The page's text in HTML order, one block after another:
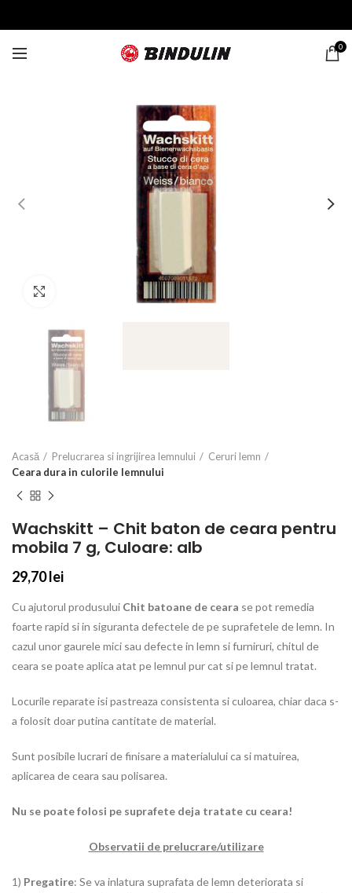
0
Acasă Prelucrarea si ingrijirea lemnului
Ceruri lemn
Ceara dura in culorile lemnului
Wachskitt – Chit baton de ceara pentru
mobila 7 g, Culoare: alb
29,70lei
Cu ajutorul produsului Chit batoane de ceara se pot remedia
foarte rapid si in siguranta defectele de pe suprafetele de lemn. In
cazul unor gaurele mici sau defecte in lemn si furniruri, chitul de
ceara se poate aplica atat pe lemnul pur cat si pe lemnul tratat.
Locurile reparate isi pastreaza consistenta si culoarea, chiar daca s-
a folosit doar putina cantitate de material.
Sunt posibile lucrari de finisare a materialului ca si matuirea,
aplicarea de ceara sau polisarea.
Nu se poate folosi pe suprafete deja tratate cu ceara!
Observatii de prelucrare/utilizare
1) Pregatire: Se va inlatura suprafata de lemn deteriorata si